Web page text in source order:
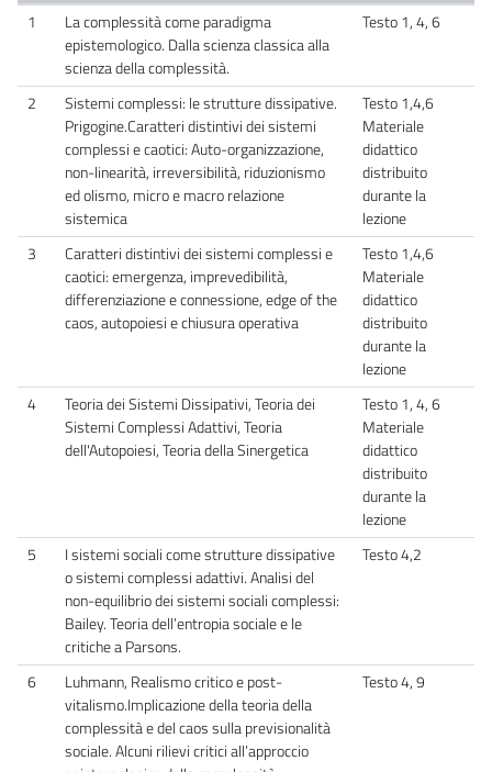
1
La complessità come paradigma
epistemologico. Dalla scienza classica alla
scienza della complessità.
Testo 1, 4, 6
2
Sistemi complessi: le strutture dissipative.
Prigogine.Caratteri distintivi dei sistemi
complessi e caotici: Auto-organizzazione,
non-linearità, irreversibilità, riduzionismo
ed olismo, micro e macro relazione
sistemica
Testo 1,4,6
Materiale
didattico
distribuito
durante la
lezione
3
Caratteri distintivi dei sistemi complessi e
caotici: emergenza, imprevedibilità,
differenziazione e connessione, edge of the
caos, autopoiesi e chiusura operativa
Testo 1,4,6
Materiale
didattico
distribuito
durante la
lezione
4
Teoria dei Sistemi Dissipativi, Teoria dei
Sistemi Complessi Adattivi, Teoria
dell'Autopoiesi, Teoria della Sinergetica
Testo 1, 4, 6
Materiale
didattico
distribuito
durante la
lezione
5
I sistemi sociali come strutture dissipative
o sistemi complessi adattivi. Analisi del
non-equilibrio dei sistemi sociali complessi:
Bailey. Teoria dell’entropia sociale e le
critiche a Parsons.
Testo 4,2
6
Luhmann, Realismo critico e post-
vitalismo.Implicazione della teoria della
complessità e del caos sulla previsionalità
sociale. Alcuni rilievi critici all’approccio
Testo 4, 9